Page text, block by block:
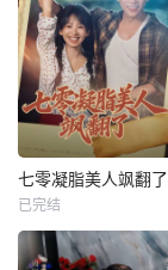
七零凝脂美人飒翻了
已完结